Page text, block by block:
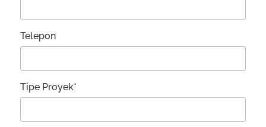
Telepon
Tipe Proyek*